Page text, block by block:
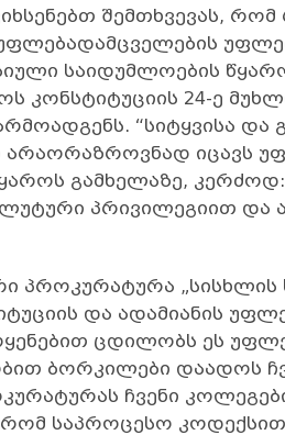
შემთხვევას,
უფლებადამცველების
საიდუმლოების
კონსტიტუციის 24-ე
“სიტყვისა და
იცავს
გამხელაზე,
პრივილეგიით და
პროკურატურა
და ადამიანის
ცდილობს ეს
ბორკილები დაადოს
ჩვენი
რომ საპროცესო